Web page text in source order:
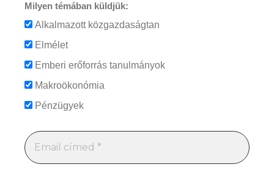
Milyen témában küldjük:
Alkalmazott közgazdaságtan
Elmélet
Emberi erőforrás tanulmányok
Makroökonómia
Pénzügyek